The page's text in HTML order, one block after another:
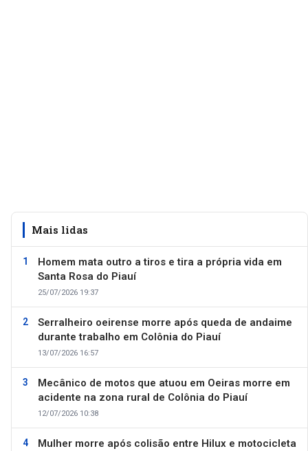
Mais lidas
Homem mata outro a tiros e tira a própria vida em
Santa Rosa do Piauí
25/07/2026 19:37
Serralheiro oeirense morre após queda de andaime
durante trabalho em Colônia do Piauí
13/07/2026 16:57
Mecânico de motos que atuou em Oeiras morre em
acidente na zona rural de Colônia do Piauí
12/07/2026 10:38
Mulher morre após colisão entre Hilux e motocicleta